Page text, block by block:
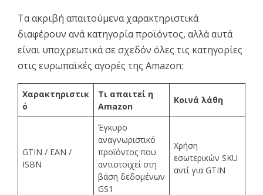
Τα ακριβή απαιτούμενα χαρακτηριστικά
διαφέρουν ανά κατηγορία προϊόντος, αλλά αυτά
είναι υποχρεωτικά σε σχεδόν όλες τις κατηγορίες
στις ευρωπαϊκές αγορές της Amazon:
Χαρακτηριστικ
ό
Τι απαιτεί η
Amazon
Κοινά λάθη
GTIN / EAN /
ISBN
Έγκυρο
αναγνωριστικό
προϊόντος που
αντιστοιχεί στη
βάση δεδομένων
GS1
Χρήση
εσωτερικών SKU
αντί για GTIN